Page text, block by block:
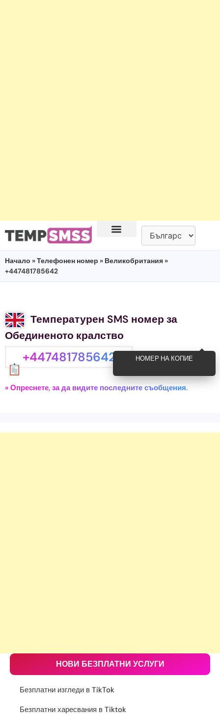
Начало »Телефонен номер » Великобритания »
+447481785642
Температурен SMS номер за
Обединеното кралство
+447481785642 НОМЕР НА КОПИЕ
» Опреснете, за да видите последните съобщения.
НОВИ БЕЗПЛАТНИ УСЛУГИ
Безплатни изгледи в TikTok
Безплатни харесвания в Tiktok